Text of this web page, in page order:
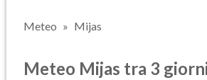
Meteo Mijas
Meteo Mijas tra 3